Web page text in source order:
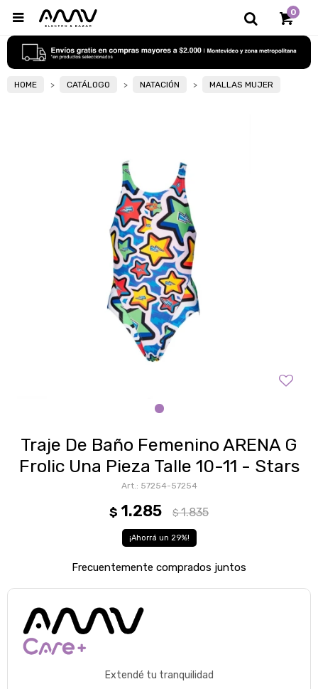
0

HOME CATÁLOGO NATACIÓN MALLAS MUJER
Traje De Baño Femenino ARENA G
Frolic Una Pieza Talle 10-11 - Stars
57254-57254
$ 1.285 $ 1.835
29
Frecuentemente comprados juntos
Extendé tu tranquilidad